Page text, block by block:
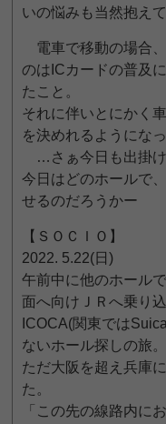
いの悩みも当然抱えて
電車で移動の場合
のはICカードの普及
たこと。
それに伴いとにかく
を決めれるようにな
…さぁ今日も出掛け
今日はどのホールで
せるのだろうかー
【ＳＯＣＩＯ】
2022. 5.22(日)
午前中に他のホール
面へ向けＪＲへ乗り込
ICOCA(関東では
ないホール探しの旅。
ただ大阪を超え兵庫
た。
「この先の線路内に